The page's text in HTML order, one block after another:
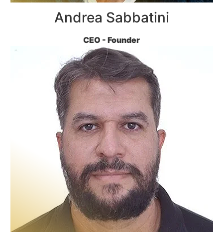
Andrea Sabbatini
CEO - Founder